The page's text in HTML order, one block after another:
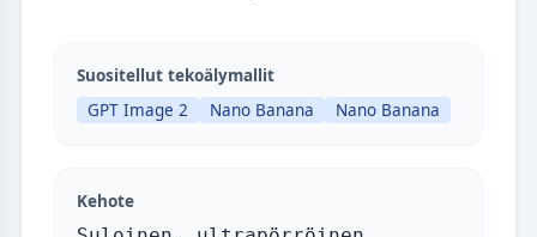
Suositellut tekoälymallit
GPT Image 2
Nano Banana Nano Banana
Kehote